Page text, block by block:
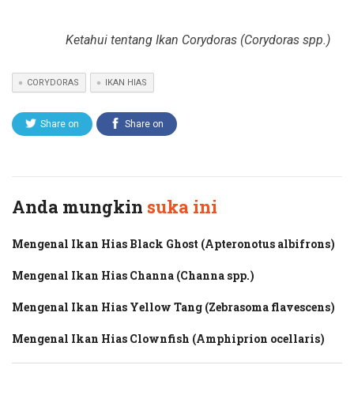
Ketahui tentang Ikan Corydoras (Corydoras spp.)
CORYDORAS IKAN HIAS
Share on Share on
Anda mungkin suka ini
Mengenal Ikan Hias Black Ghost (Apteronotus albifrons)
Mengenal Ikan Hias Channa (Channa spp.)
Mengenal Ikan Hias Yellow Tang (Zebrasoma flavescens)
Mengenal Ikan Hias Clownfish (Amphiprion ocellaris)